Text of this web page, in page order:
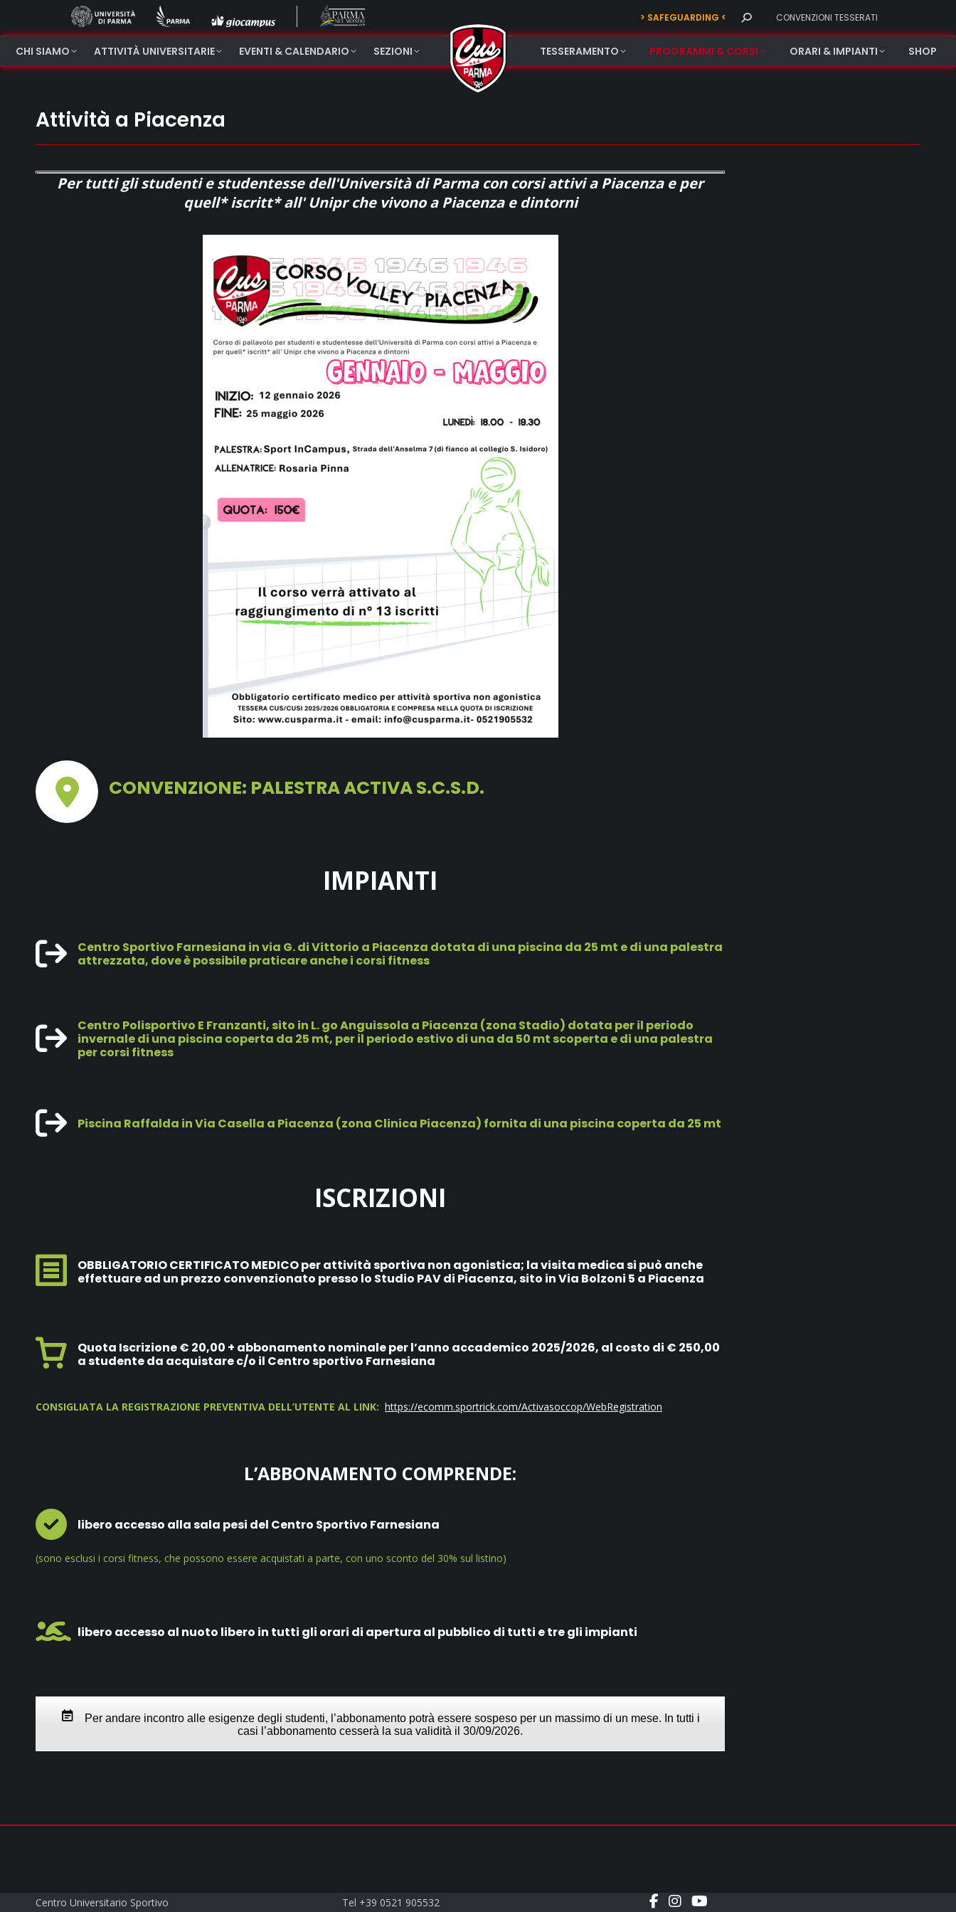
> SAFEGUARDING < Search: CONVENZIONI TESSERATI
CHI SIAMO ATTIVITÀ UNIVERSITARIE EVENTI & CALENDARIO SEZIONI TESSERAMENTO PROGRAMMI & CORSI ORARI & IMPIANTI SHOP
Attività a Piacenza
Per tutti gli studenti e studentesse dell'Università di Parma con corsi attivi a Piacenza e per
quell* iscritt* all' Unipr che vivono a Piacenza e dintorni
CONVENZIONE: PALESTRA ACTIVA S.C.S.D.
IMPIANTI
Centro Sportivo Farnesiana in via G. di Vittorio a Piacenza dotata di una piscina da 25 mt e di una palestra
attrezzata, dove è possibile praticare anche i corsi fitness
Centro Polisportivo E Franzanti, sito in L. go Anguissola a Piacenza (zona Stadio) dotata per il periodo
invernale di una piscina coperta da 25 mt, per il periodo estivo di una da 50 mt scoperta e di una palestra
per corsi fitness
Piscina Raffalda in Via Casella a Piacenza (zona Clinica Piacenza) fornita di una piscina coperta da 25 mt
ISCRIZIONI
OBBLIGATORIO CERTIFICATO MEDICO per attività sportiva non agonistica; la visita medica si può anche
effettuare ad un prezzo convenzionato presso lo Studio PAV di Piacenza, sito in Via Bolzoni 5 a Piacenza
Quota Iscrizione € 20,00 + abbonamento nominale per l’anno accademico 2025/2026, al costo di € 250,00
a studente da acquistare c/o il Centro sportivo Farnesiana
CONSIGLIATA LA REGISTRAZIONE PREVENTIVA DELL’UTENTE AL LINK: https://ecomm.sportrick.com/Activasoccop/WebRegistration
L’ABBONAMENTO COMPRENDE:
libero accesso alla sala pesi del Centro Sportivo Farnesiana
(sono esclusi i corsi fitness, che possono essere acquistati a parte, con uno sconto del 30% sul listino)
libero accesso al nuoto libero in tutti gli orari di apertura al pubblico di tutti e tre gli impianti
Per andare incontro alle esigenze degli studenti, l’abbonamento potrà essere sospeso per un massimo di un mese. In tutti i
casi l’abbonamento cesserà la sua validità il 30/09/2026.
Centro Universitario Sportivo Tel +39 0521 905532